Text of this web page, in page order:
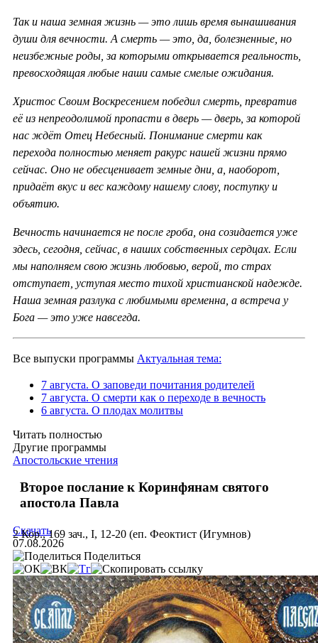
Так и наша земная жизнь — это лишь время вынашивания
души для вечности. А смерть — это, да, болезненные, но
неизбежные роды, за которыми открывается реальность,
превосходящая любые наши самые смелые ожидания.
Христос Своим Воскресением победил смерть, превратив
её из непреодолимой пропасти в дверь — дверь, за которой
нас ждёт Отец Небесный. Понимание смерти как
перехода полностью меняет ракурс нашей жизни прямо
сейчас. Оно не обесценивает земные дни, а, наоборот,
придаёт вкус и вес каждому нашему слову, поступку и
объятию.
Вечность начинается не после гроба, она созидается уже
здесь, сегодня, сейчас, в наших собственных сердцах. Если
мы наполняем свою жизнь любовью, верой, то страх
отступает, уступая место тихой христианской надежде.
Наша земная разлука с любимыми временна, а встреча у
Бога — это уже навсегда.
Все выпуски программы Актуальная тема:
7 августа. О заповеди почитания родителей
7 августа. О смерти как о переходе в вечность
6 августа. О плодах молитвы
Читать полностью
Другие программы
Апостольские чтения
Второе послание к Коринфянам святого
апостола Павла
2 Кор., 169 зач., I, 12-20 (еп. Феоктист (Игумнов)
Скачать
07.08.2026
Поделиться